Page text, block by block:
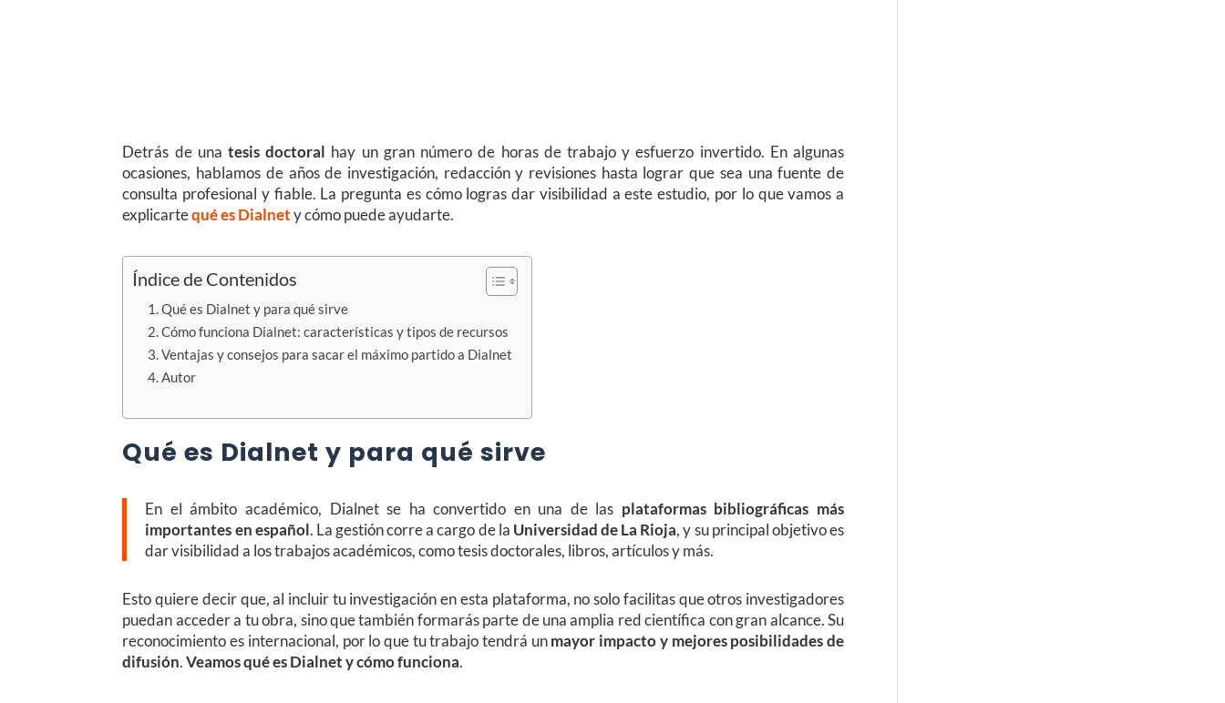
Detrás de una tesis doctoral hay un gran número de horas de trabajo y esfuerzo invertido. En algunas
ocasiones, hablamos de años de investigación, redacción y revisiones hasta lograr que sea una fuente de
consulta profesional y fiable. La pregunta es cómo logras dar visibilidad a este estudio, por lo que vamos a
explicartequé es Dialnety cómo puede ayudarte.
Índice de Contenidos
Qué es Dialnet y para qué sirve
Cómo funciona Dialnet: características y tipos de recursos
Ventajas y consejos para sacar el máximo partido a Dialnet
Autor
Qué es Dialnet y para qué sirve
En el ámbito académico, Dialnet se ha convertido en una de las plataformas bibliográficas más
importantes en español. La gestión corre a cargo de la Universidad de La Rioja, y su principal objetivo es
dar visibilidad a los trabajos académicos, como tesis doctorales, libros, artículos y más.
Esto quiere decir que, al incluir tu investigación en esta plataforma, no solo facilitas que otros investigadores
puedan acceder a tu obra, sino que también formarás parte de una amplia red científica con gran alcance. Su
reconocimiento es internacional, por lo que tu trabajo tendrá unmayor impacto y mejores posibilidades de
difusión.Veamos qué es Dialnet y cómo funciona.